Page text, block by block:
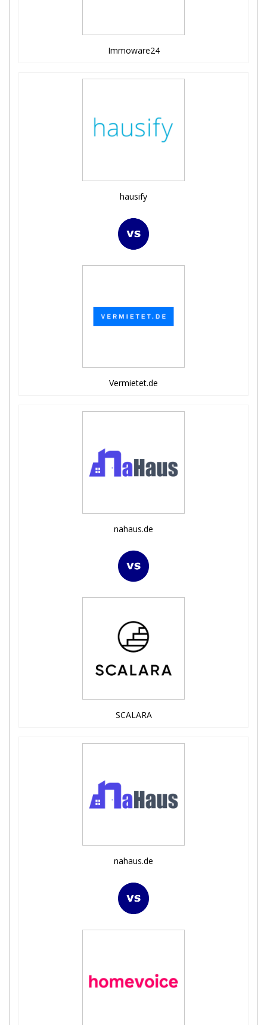
Immoware24
hausify
Vermietet.de
nahaus.de
SCALARA
nahaus.de